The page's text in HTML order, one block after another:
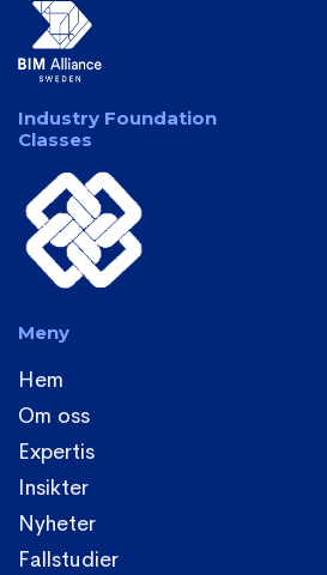
Industry Foundation
Classes
Meny
Hem
Om oss
Expertis
Insikter
Nyheter
Fallstudier